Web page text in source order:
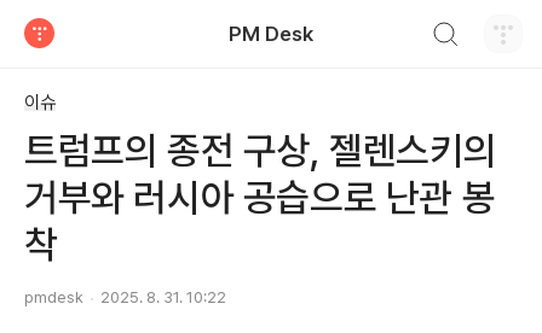
PM Desk
이슈
트럼프의 종전 구상, 젤렌스키의
거부와 러시아 공습으로 난관 봉
착
pmdesk 2025. 8. 31. 10:22